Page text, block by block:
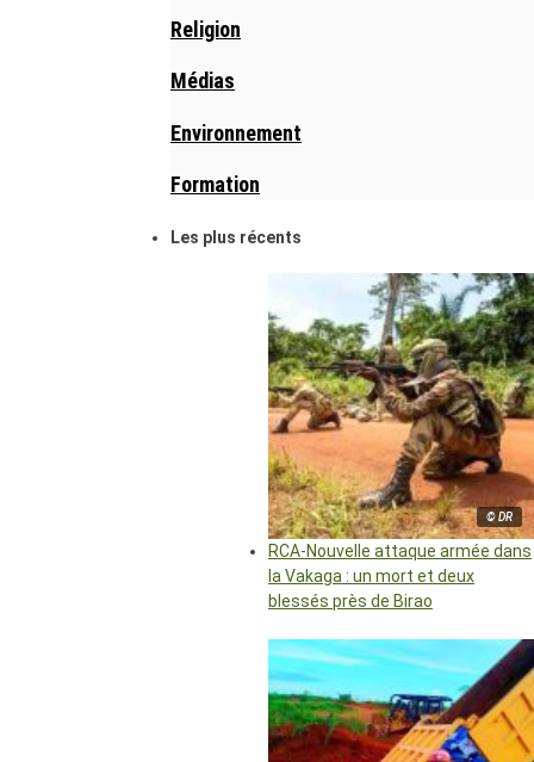
Religion
Médias
Environnement
Formation
Les plus récents
© DR
RCA-Nouvelle attaque armée dans
la Vakaga : un mort et deux
blessés près de Birao